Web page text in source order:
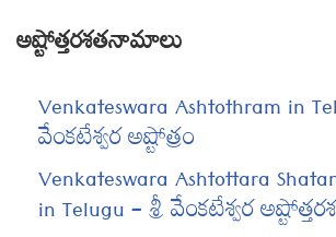
అష్టోత్తరశతనామాలు
Venkateswara Ashtothram in
వేంకటేశ్వర అష్టోత్రం
Venkateswara Ashtottara
in Telugu – శ్రీ వేంకటేశ్వర